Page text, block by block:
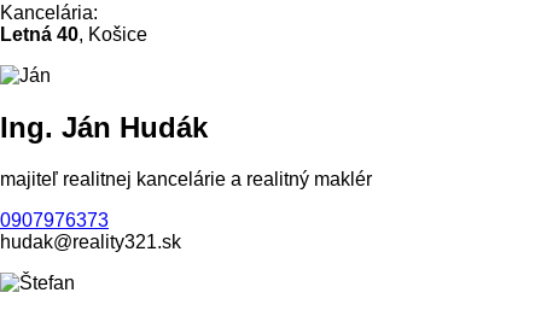
Kancelária:
Letná 40, Košice
Ing. Ján Hudák
majiteľ realitnej kancelárie a realitný maklér
0907976373
hudak@reality321.sk